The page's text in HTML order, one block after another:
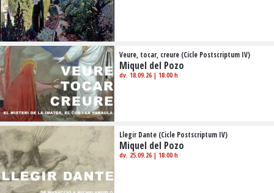
Veure, tocar, creure (Cicle Postscriptum IV)
Miquel del Pozo
dv. 18.09.26| 18:00 h
Llegir Dante (Cicle Postscriptum IV)
Miquel del Pozo
dv. 25.09.26| 18:00 h